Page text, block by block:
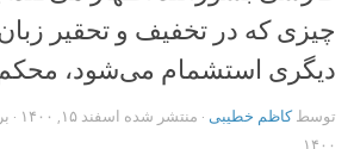
چیزی که در تخفیف و تحقیر
دیگری استشمام می‌شود، محکم
توسطکاظم خطیبی · منتشر شده اسفند ۱۵, ۱۴۰۰ ·
۱۴۰۰